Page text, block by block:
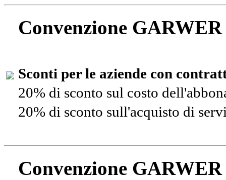
Convenzione
Sconti per le aziende con
20% di sconto sul costo
20% di sconto sull'acquisto di
Convenzione